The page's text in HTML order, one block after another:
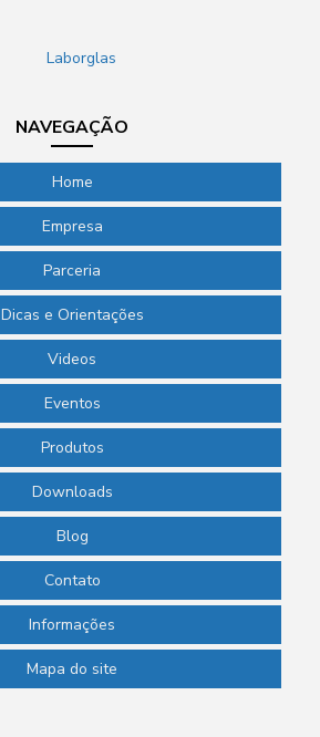
NAVEGAÇÃO
Home
Empresa
Parceria
Dicas e Orientações
Videos
Eventos
Produtos
Downloads
Blog
Contato
Informações
Mapa do site